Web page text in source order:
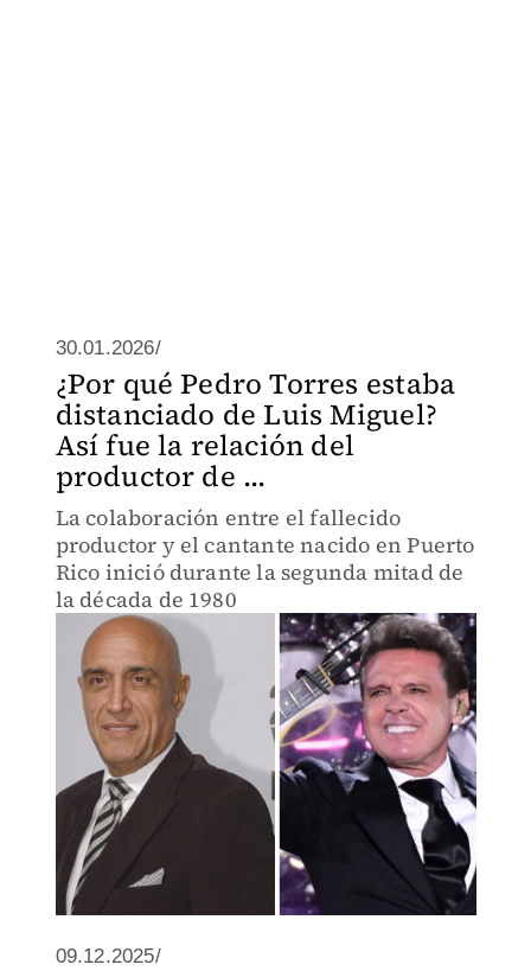
30.01.2026/
¿Por qué Pedro Torres estaba
distanciado de Luis Miguel?
Así fue la relación del
productor de ...
La colaboración entre el fallecido
productor y el cantante nacido en Puerto
Rico inició durante la segunda mitad de
la década de 1980
09.12.2025/